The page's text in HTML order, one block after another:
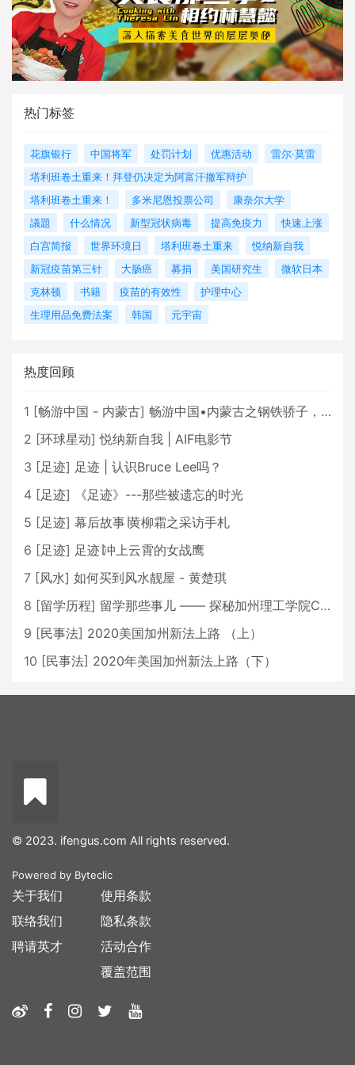
热门标签
花旗银行 中国将军 处罚计划 优惠活动
雷尔·莫雷
塔利班卷土重来！拜登仍决定为阿富汗撤军辩护
塔利班卷土重来！
多米尼恩投票公司
康奈尔大学
議題
什么情况 新型冠状病毒 提高免疫力
快速上涨
白宫简报
世界环境日 塔利班卷土重来
悦纳新自我
新冠疫苗第三针
大肠癌 募捐 美国研究生
微软日本
克林顿
书籍 疫苗的有效性
护理中心
生理用品免费法案
韩国 元宇宙
热度回顾
1 [畅游中国 - 内蒙古] 畅游中国•内蒙古之钢铁骄子，魅力包头
2 [环球星动] 悦纳新自我 | AIF电影节
3 [足迹] 足迹 | 认识Bruce Lee吗？
4 [足迹]
《足迹》---那些被遗忘的时光
5 [足迹] 幕后故事∣黄柳霜之采访手札
6 [足迹] 足迹∣冲上云霄的女战鹰
7 [风水] 如何买到风水靓屋 - 黄楚琪
8 [留学历程] 留学那些事儿 —— 探秘加州理工学院Caltech博士生活 [上集]
9 [民事法] 2020美国加州新法上路 （上）
10 [民事法] 2020年美国加州新法上路（下）
© 2023. ifengus.com All rights reserved.
Powered by Byteclic
关于我们
联络我们
聘请英才
使用条款
隐私条款
活动合作
覆盖范围